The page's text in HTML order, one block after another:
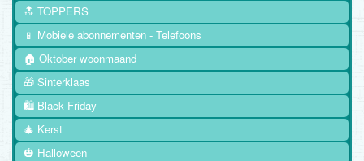
🔝 TOPPERS
📱 Mobiele abonnementen - Telefoons
🏠 Oktober woonmaand
🎁 Sinterklaas
🛍️ Black Friday
🎄 Kerst
🎃 Halloween